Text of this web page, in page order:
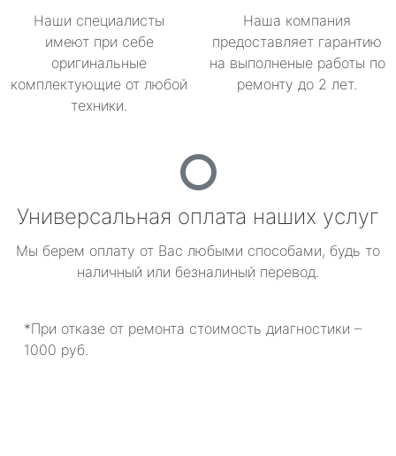
Наши специалисты
имеют при себе
оригинальные
комплектующие от любой
техники.
Наша компания
предоставляет гарантию
на выполненые работы по
ремонту до 2 лет.
Универсальная оплата наших услуг
Мы берем оплату от Вас любыми способами, будь то
наличный или безналиный перевод.
*При отказе от ремонта стоимость диагностики –
1000 руб.